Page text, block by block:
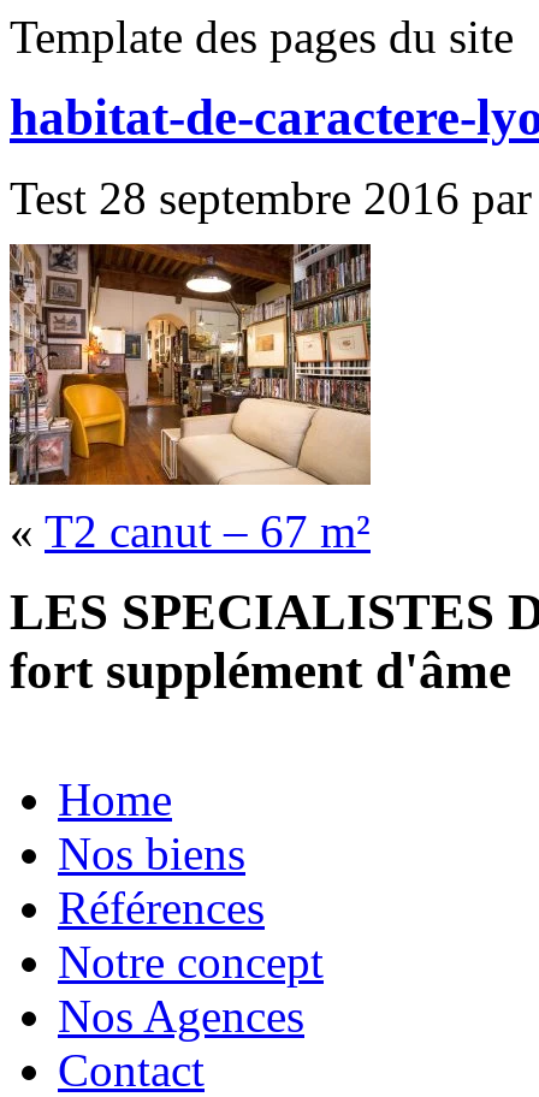
Template des pages du site
habitat-de-caractere-
Test 28 septembre 2016
« T2 canut – 67 m²
LES SPECIALISTES
fort supplément d'âme
Home
Nos biens
Références
Notre concept
Nos Agences
Contact